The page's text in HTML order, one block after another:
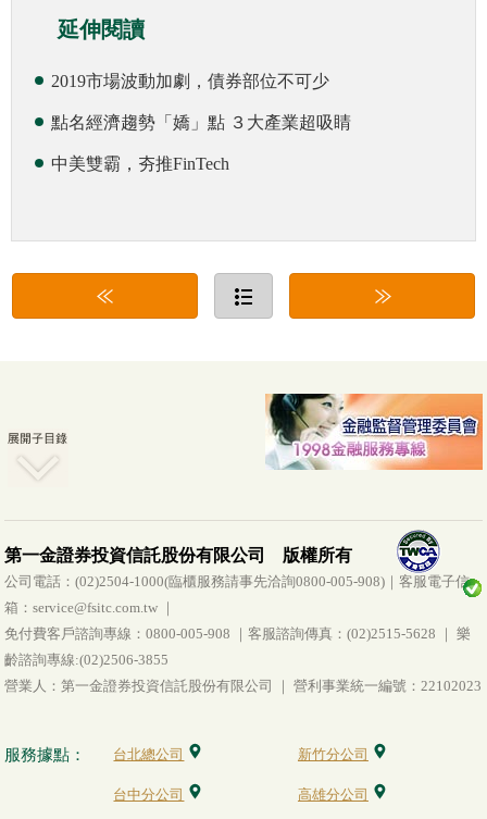
延伸閱讀
2019市場波動加劇，債券部位不可少
點名經濟趨勢「嬌」點 ３大產業超吸睛
中美雙霸，夯推FinTech
第一金證券投資信託股份有限公司 版權所有
公司電話：(02)2504-1000(臨櫃服務請事先洽詢0800-005-908)｜客服電子信
箱：service@fsitc.com.tw ｜
免付費客戶諮詢專線：0800-005-908 ｜客服諮詢傳真：(02)2515-5628 ｜ 樂
齡諮詢專線:(02)2506-3855
營業人：第一金證券投資信託股份有限公司 ｜ 營利事業統一編號：22102023
服務據點： 台北總公司 新竹分公司
台中分公司 高雄分公司